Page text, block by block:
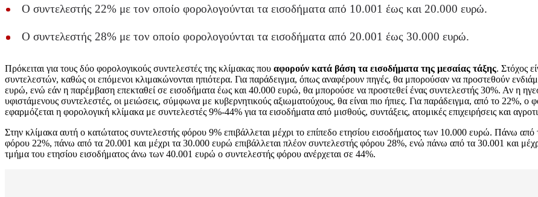
Ο συντελεστής 22% με τον οποίο φορολογούνται τα εισοδήματα από 10.001 έως και 20.000 ευρώ.
Ο συντελεστής 28% με τον οποίο φορολογούνται τα εισοδήματα από 20.001 έως 30.000 ευρώ.
Πρόκειται για τους δύο φορολογικούς συντελεστές της κλίμακας που αφορούν κατά βάση τα εισοδήματα της μεσαίας τάξης. Στόχος
συντελεστών, καθώς οι επόμενοι κλιμακώνονται ηπιότερα. Για παράδειγμα, όπως αναφέρουν πηγές, θα μπορούσαν να προστεθούν
ευρώ, ενώ εάν η παρέμβαση επεκταθεί σε εισοδήματα έως και 40.000 ευρώ, θα μπορούσε να προστεθεί ένας συντελεστής 30%. Αν η
υφιστάμενους συντελεστές, οι μειώσεις, σύμφωνα με κυβερνητικούς αξιωματούχους, θα είναι πιο ήπιες. Για παράδειγμα, από το 22%,
εφαρμόζεται η φορολογική κλίμακα με συντελεστές 9%-44% για τα εισοδήματα από μισθούς, συντάξεις, ατομικές επιχειρήσεις και
Στην κλίμακα αυτή ο κατώτατος συντελεστής φόρου 9% επιβάλλεται μέχρι το επίπεδο ετησίου εισοδήματος των 10.000 ευρώ. Πάνω
φόρου 22%, πάνω από τα 20.001 και μέχρι τα 30.000 ευρώ επιβάλλεται πλέον συντελεστής φόρου 28%, ενώ πάνω από τα 30.001 και
τμήμα του ετησίου εισοδήματος άνω των 40.001 ευρώ ο συντελεστής φόρου ανέρχεται σε 44%.